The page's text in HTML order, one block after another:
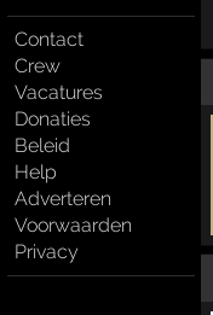
Contact
Crew
Vacatures
Donaties
Beleid
Help
Adverteren
Voorwaarden
Privacy